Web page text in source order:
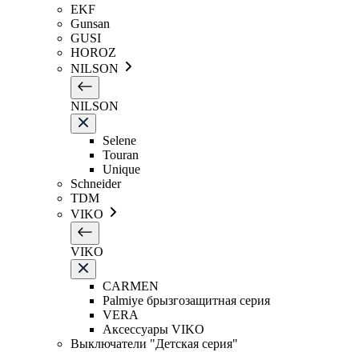
EKF
Gunsan
GUSI
HOROZ
NILSON
NILSON
Selene
Touran
Unique
Schneider
TDM
VIKO
VIKO
CARMEN
Palmiye брызгозащитная серия
VERA
Аксессуары VIKO
Выключатели "Детская серия"